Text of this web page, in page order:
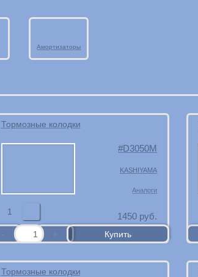
Амортизаторы
Тормозные колодки
D3050M
KASHIYAMA
Аналоги
1 1450 руб.
Тормозные колодки